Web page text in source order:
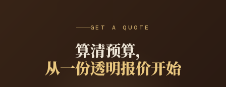
GET A QUOTE
算清预算，
从一份透明报价开始